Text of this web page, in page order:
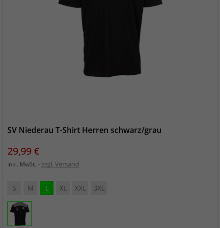
SV Niederau T-Shirt Herren schwarz/grau
Preis
29,99 €
inkl. MwSt. zzgl. Versand
S M L XL XXL 3XL